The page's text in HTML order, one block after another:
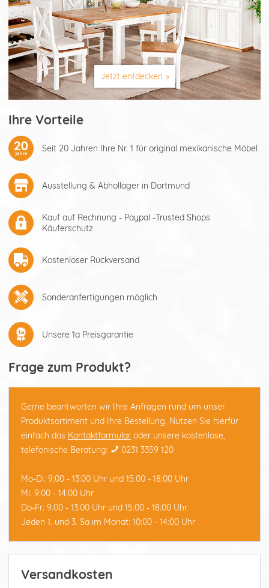
Jetzt entdecken >
Ihre Vorteile
Seit 20 Jahren Ihre Nr. 1 für original mexikanische Möbel
Ausstellung & Abhollager in Dortmund
Kauf auf Rechnung - Paypal -Trusted Shops
Käuferschutz
Kostenloser Rückversand
Sonderanfertigungen möglich
Unsere 1a Preisgarantie
Frage zum Produkt?
Gerne beantworten wir Ihre Anfragen rund um unser
Produktsortiment und Ihre Bestellung. Nutzen Sie hierfür
einfach das Kontaktformular oder unsere kostenlose,
telefonische Beratung:
0231 3359 120
Mo-Di: 9:00 - 13:00 Uhr und 15:00 - 18:00 Uhr
Mi: 9:00 - 14:00 Uhr
Do-Fr: 9:00 - 13:00 Uhr und 15:00 - 18:00 Uhr
Jeden 1. und 3. Sa im Monat: 10:00 - 14:00 Uhr
Versandkosten